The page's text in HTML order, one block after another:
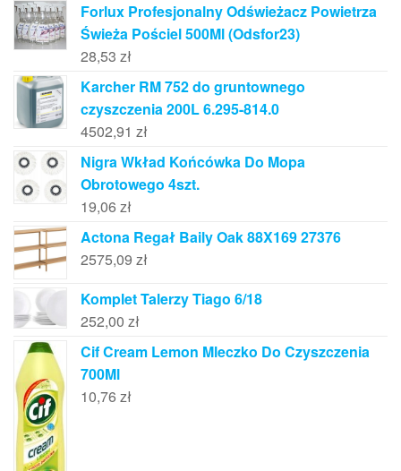
Forlux Profesjonalny Odświeżacz Powietrza
Świeża Pościel 500Ml (Odsfor23)
28,53 zł
Karcher RM 752 do gruntownego
czyszczenia 200L 6.295-814.0
4502,91 zł
Nigra Wkład Końcówka Do Mopa
Obrotowego 4szt.
19,06 zł
Actona Regał Baily Oak 88X169 27376
2575,09 zł
Komplet Talerzy Tiago 6/18
252,00 zł
Cif Cream Lemon Mleczko Do Czyszczenia
700Ml
10,76 zł